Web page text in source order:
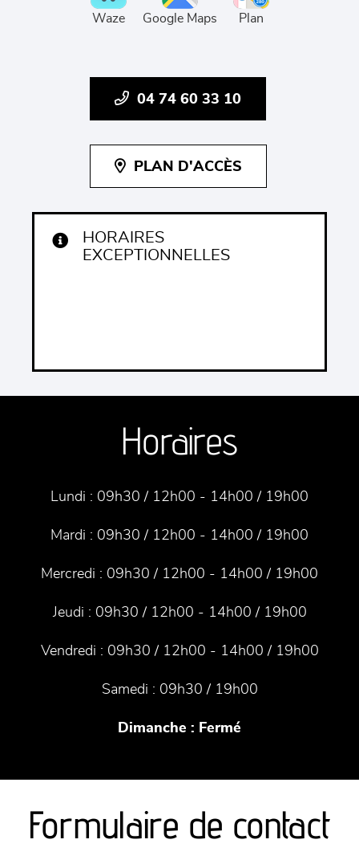
Waze Google Maps Plan
04 74 60 33 10
PLAN D'ACCÈS
HORAIRES
EXCEPTIONNELLES
Horaires
Lundi : 09h30 / 12h00 - 14h00 / 19h00
Mardi : 09h30 / 12h00 - 14h00 / 19h00
Mercredi : 09h30 / 12h00 - 14h00 / 19h00
Jeudi : 09h30 / 12h00 - 14h00 / 19h00
Vendredi : 09h30 / 12h00 - 14h00 / 19h00
Samedi : 09h30 / 19h00
Dimanche : Fermé
Formulaire de contact